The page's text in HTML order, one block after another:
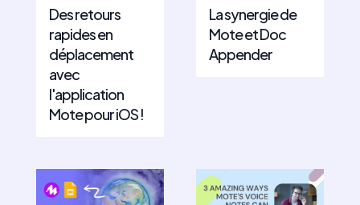
Des retours
rapides en
déplacement
avec
l'application
Mote pour iOS !
La synergie de
Mote et Doc
Appender